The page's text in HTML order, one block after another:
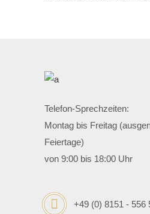
Telefon-Sprechzeiten:
Montag bis Freitag
Feiertage)
von 9:00 bis 18:00 Uhr
+49 (0) 8151 - 556